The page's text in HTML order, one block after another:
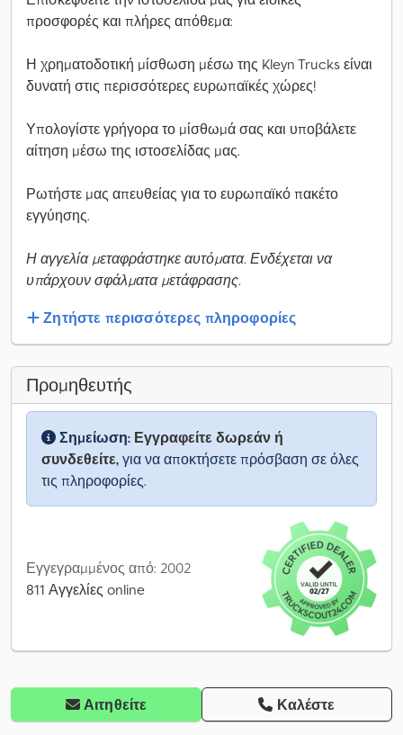
προσφορές και πλήρες απόθεμα:
Η χρηματοδοτική μίσθωση μέσω της Kleyn Trucks είναι
δυνατή στις περισσότερες ευρωπαϊκές χώρες!
Υπολογίστε γρήγορα το μίσθωμά σας και υποβάλετε
αίτηση μέσω της ιστοσελίδας μας.
Ρωτήστε μας απευθείας για το ευρωπαϊκό πακέτο
εγγύησης.
Η αγγελία μεταφράστηκε αυτόματα. Ενδέχεται να
υπάρχουν σφάλματα μετάφρασης.
Ζητήστε περισσότερες πληροφορίες
Προμηθευτής
Σημείωση: Εγγραφείτε δωρεάν ή
συνδεθείτε, για να αποκτήσετε πρόσβαση σε όλες
τις πληροφορίες.
Εγγεγραμμένος από: 2002
811 Αγγελίες online
Αιτηθείτε Καλέστε